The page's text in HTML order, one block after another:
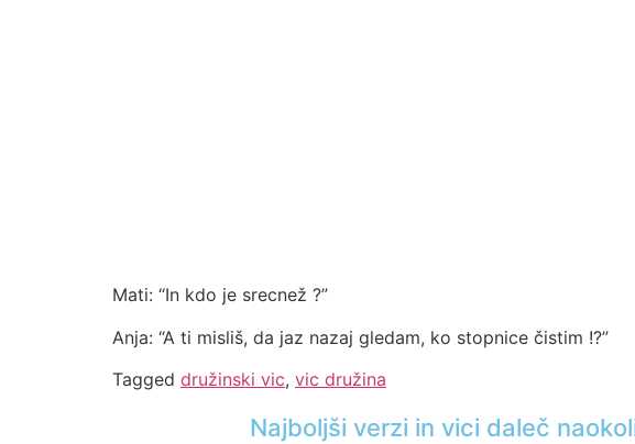
Mati: “In kdo je srecnež ?”
Anja: “A ti misliš, da jaz nazaj gledam, ko stopnice čistim !?”
Tagged družinski vic, vic družina
Najboljši verzi in vici daleč